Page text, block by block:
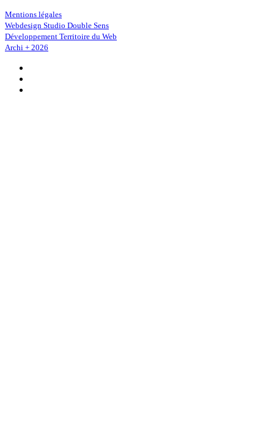
Mentions légales
Webdesign Studio Double Sens
Développement Territoire du Web
Archi + 2026